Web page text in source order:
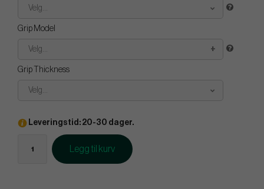
Velg...
Grip Model
Velg...
Grip Thickness
Velg...
Leveringstid: 20-30 dager.
Legg til kurv